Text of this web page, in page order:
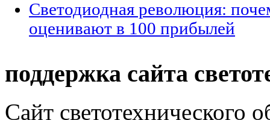
Светодиодная революция:
оценивают в 100 прибылей
поддержка сайта
Сайт светотехнического